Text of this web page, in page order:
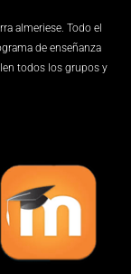
almeriese. Todo el
de enseñanza
todos los grupos y